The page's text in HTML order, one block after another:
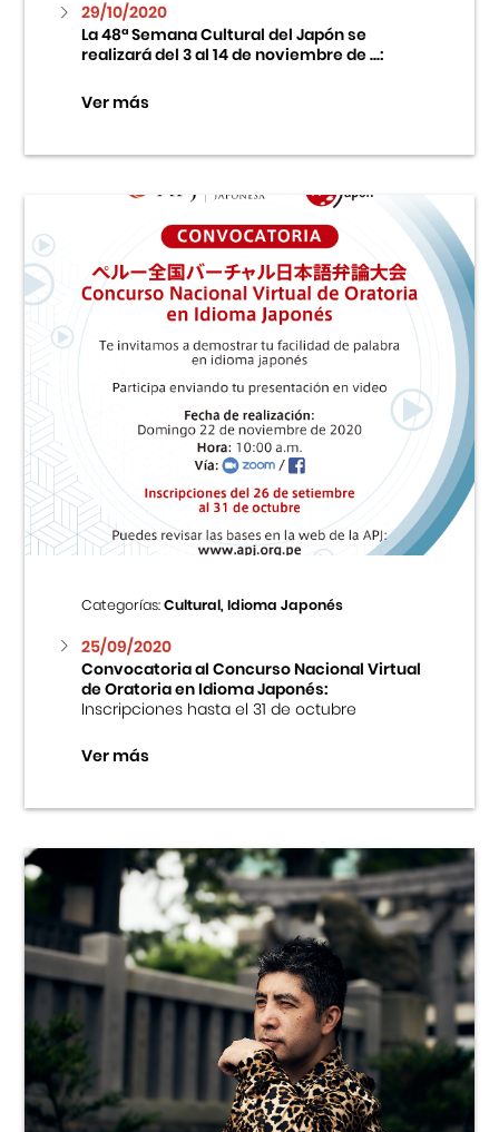
29/10/2020
La 48ª Semana Cultural del Japón se
realizará del 3 al 14 de noviembre de ...:
Ver más
Categorías:Cultural, Idioma Japonés
25/09/2020
Convocatoria al Concurso Nacional Virtual
de Oratoria en Idioma Japonés:
Inscripciones hasta el 31 de octubre
Ver más